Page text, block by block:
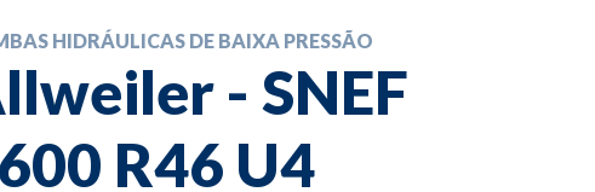
HIDRÁULICAS DE BAIXA PRESSÃO
- SNEF
R46 U4